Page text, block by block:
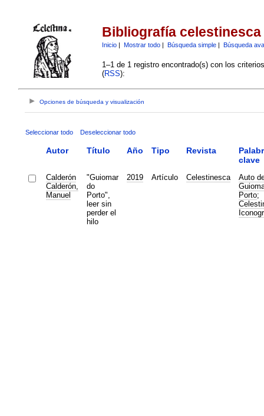
Bibliografía celestinesca
Inicio| Mostrar todo| Búsqueda simple| Búsqueda
1–1 de 1 registro encontrado(s) con los
(RSS):
Opciones de búsqueda y visualización
Seleccionar todo Deseleccionar todo
Autor Título Año Tipo Revista
clave
Calderón
Calderón,
Manuel
"Guiomar
do
Porto",
leer sin
perder el
hilo
2019 Artículo Celestinesca
Auto
Porto;